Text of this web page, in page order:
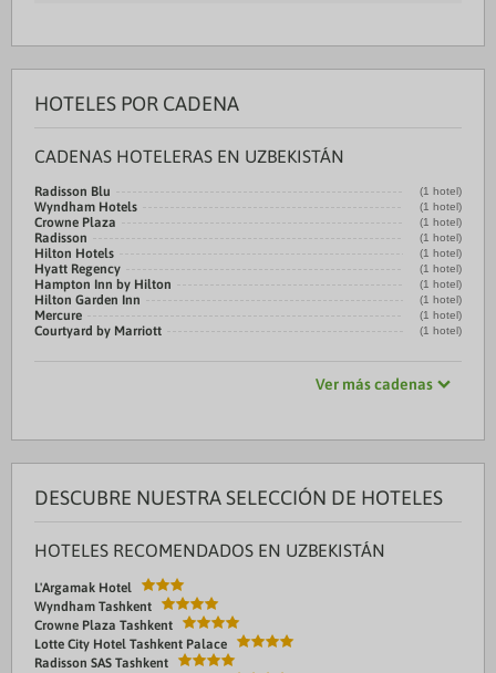
HOTELES POR CADENA
CADENAS HOTELERAS EN UZBEKISTÁN
Radisson Blu (1 hotel)
Wyndham Hotels (1 hotel)
Crowne Plaza (1 hotel)
Radisson (1 hotel)
Hilton Hotels (1 hotel)
Hyatt Regency (1 hotel)
Hampton Inn by Hilton (1 hotel)
Hilton Garden Inn (1 hotel)
Mercure (1 hotel)
Courtyard by Marriott (1 hotel)
Ver más cadenas
DESCUBRE NUESTRA SELECCIÓN DE HOTELES
HOTELES RECOMENDADOS EN UZBEKISTÁN
L'Argamak Hotel
Wyndham Tashkent
Crowne Plaza Tashkent
Lotte City Hotel Tashkent Palace
Radisson SAS Tashkent